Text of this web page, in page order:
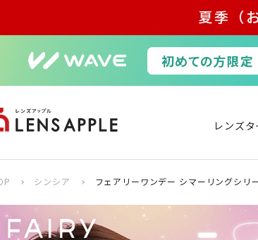
夏季（
レンズタ
シンシア フェアリーワンデー シマーリングシリ